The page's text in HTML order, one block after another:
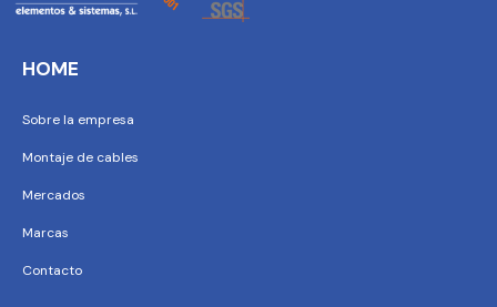
HOME
Sobre la empresa
Montaje de cables
Mercados
Marcas
Contacto